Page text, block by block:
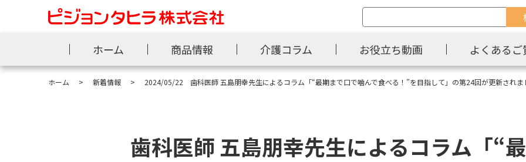
ホーム 商品情報 介護コラム お役立ち動画 よくあるご
ホーム 新着情報 2024/05/22 歯科医師 五島朋幸先生によるコラム「“最期まで口で噛んで食べる！”を目指して」の第24回が更新されま
歯科医師 五島朋幸先生によるコラム「“